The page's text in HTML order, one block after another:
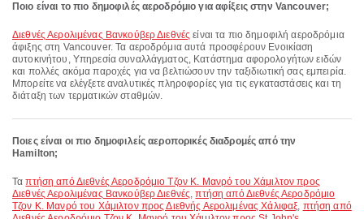
Ποιο είναι το πιο δημοφιλές αεροδρόμιο για αφίξεις στην Vancouver;
Διεθνές Αερολιμένας Βανκούβερ Διεθνές είναι τα πιο δημοφιλή αεροδρόμια
άφιξης στη Vancouver. Τα αεροδρόμια αυτά προσφέρουν Ενοικίαση
αυτοκινήτου, Υπηρεσία συναλλάγματος, Κατάστημα αφορολογήτων ειδών
και πολλές ακόμα παροχές για να βελτιώσουν την ταξιδιωτική σας εμπειρία.
Μπορείτε να ελέγξετε αναλυτικές πληροφορίες για τις εγκαταστάσεις και τη
διάταξη των τερματικών σταθμών.
Ποιες είναι οι πιο δημοφιλείς αεροπορικές διαδρομές από την
Hamilton;
Ταπτήση από Διεθνές Αεροδρόμιο Τζον Κ. Μανρό του Χάμιλτον προς
Διεθνές Αερολιμένας Βανκούβερ Διεθνές,πτήση από Διεθνές Αεροδρόμιο
Τζον Κ. Μανρό του Χάμιλτον προς Διεθνής Αερολιμένας Χάλιφαξ, πτήση από